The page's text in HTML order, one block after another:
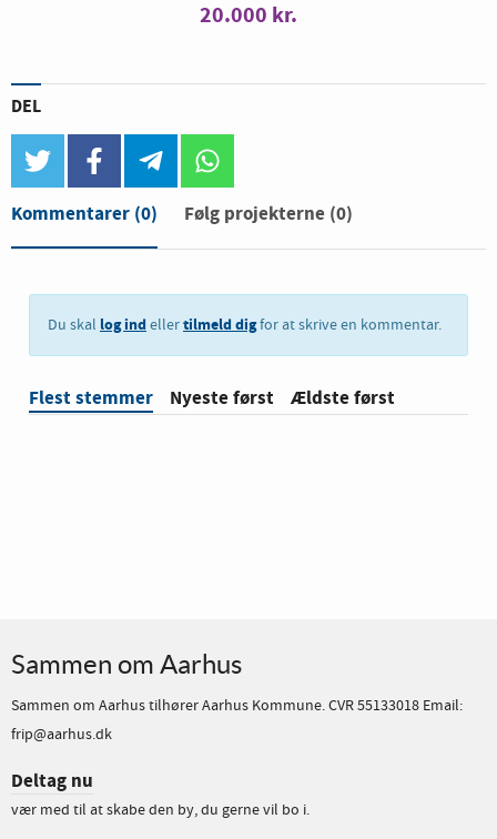
20.000 kr.
DEL
twitter facebook telegram
Kommentarer (0) Følg projekterne (0)
Du skal log indellertilmeld digfor at skrive en kommentar.
Flest stemmer Nyeste først Ældste først
Sammen om Aarhus
Sammen om Aarhus tilhører Aarhus Kommune. CVR 55133018 Email:
frip@aarhus.dk
Deltag nu
vær med til at skabe den by, du gerne vil bo i.